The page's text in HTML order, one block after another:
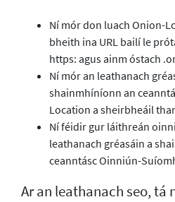
Ní mór don luach Onion-
bheith ina URL bailí le
https: agus ainm óstach
Ní mór an leathanach
shainmhíníonn an
Location a sheirbheáil
Ní féidir gur láithreán
leathanach gréasáin a
ceanntásc Oinniún-
Ar an leathanach seo, tá